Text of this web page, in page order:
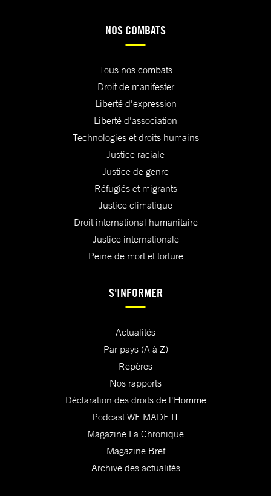
NOS COMBATS
Tous nos combats
Droit de manifester
Liberté d'expression
Liberté d'association
Technologies et droits humains
Justice raciale
Justice de genre
Réfugiés et migrants
Justice climatique
Droit international humanitaire
Justice internationale
Peine de mort et torture
S'INFORMER
Actualités
Par pays (A à Z)
Repères
Nos rapports
Déclaration des droits de l'Homme
Podcast WE MADE IT
Magazine La Chronique
Magazine Bref
Archive des actualités